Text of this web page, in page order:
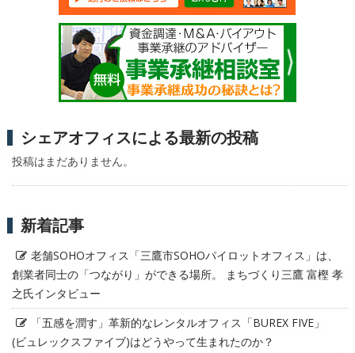
シェアオフィスによる最新の投稿
投稿はまだありません。
新着記事
老舗SOHOオフィス「三鷹市SOHOパイロットオフィス」は、
創業者同士の「つながり」ができる場所。 まちづくり三鷹 富樫 孝
之氏インタビュー
「五感を潤す」革新的なレンタルオフィス「BUREX FIVE」
(ビュレックスファイブ)はどうやって生まれたのか？